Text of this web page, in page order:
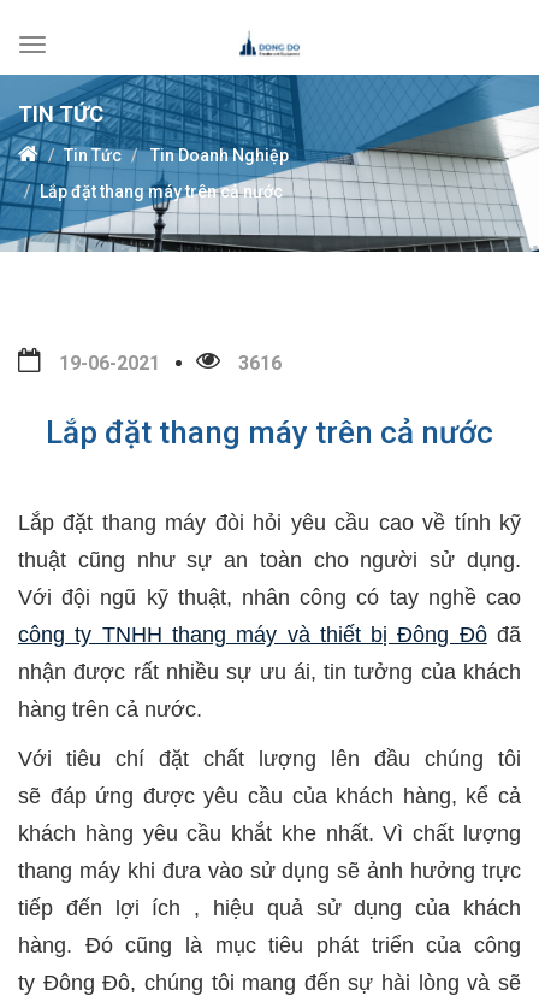
Toggle
navigation
TIN TỨC
Tin Tức
Tin Doanh Nghiệp
Lắp đặt thang máy trên cả nước
19-06-2021 3616
Lắp đặt thang máy trên cả nước
Lắp đặt thang máy đòi hỏi yêu cầu cao về tính kỹ
thuật cũng như sự an toàn cho người sử dụng.
Với đội ngũ kỹ thuật, nhân công có tay nghề cao
công ty TNHH thang máy và thiết bị Đông Đôđã
nhận được rất nhiều sự ưu ái, tin tưởng của khách
hàng trên cả nước.
Với tiêu chí đặt chất lượng lên đầu chúng tôi
sẽ đáp ứng được yêu cầu của khách hàng, kể cả
khách hàng yêu cầu khắt khe nhất. Vì chất lượng
thang máy khi đưa vào sử dụng sẽ ảnh hưởng trực
tiếp đến lợi ích , hiệu quả sử dụng của khách
hàng. Đó cũng là mục tiêu phát triển của công
ty Đông Đô, chúng tôi mang đến sự hài lòng và sẽ